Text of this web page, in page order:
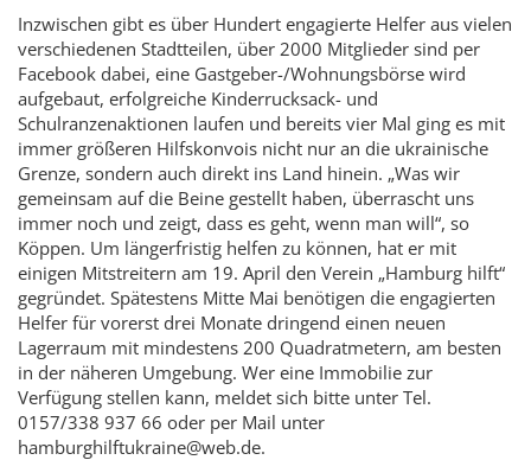
Inzwischen gibt es über Hundert engagierte Helfer aus vielen
verschiedenen Stadtteilen, über 2000 Mitglieder sind per
Facebook dabei, eine Gastgeber-/Wohnungsbörse wird
aufgebaut, erfolgreiche Kinderrucksack- und
Schulranzenaktionen laufen und bereits vier Mal ging es mit
immer größeren Hilfskonvois nicht nur an die ukrainische
Grenze, sondern auch direkt ins Land hinein. „Was wir
gemeinsam auf die Beine gestellt haben, überrascht uns
immer noch und zeigt, dass es geht, wenn man will“, so
Köppen. Um längerfristig helfen zu können, hat er mit
einigen Mitstreitern am 19. April den Verein „Hamburg hilft“
gegründet. Spätestens Mitte Mai benötigen die engagierten
Helfer für vorerst drei Monate dringend einen neuen
Lagerraum mit mindestens 200 Quadratmetern, am besten
in der näheren Umgebung. Wer eine Immobilie zur
Verfügung stellen kann, meldet sich bitte unter Tel.
0157/338 937 66 oder per Mail unter
hamburghilftukraine@web.de.